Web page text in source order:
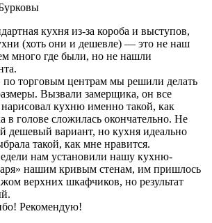
кухня из-за короба и выступов,
(хоть они и дешевле) — это не наш
много где были, но не нашли
по торговым центрам мы решили делать
Вызвали замерщика, он все
кухню именно такой, как
в голове сложилась окончательно. Не
дешевый вариант, но кухня идеально
такой, как мне нравится.
нам установили нашу кухню-
нашим кривым стенам, им пришлось
верхних шкафчиков, но результат
Рекомендую!